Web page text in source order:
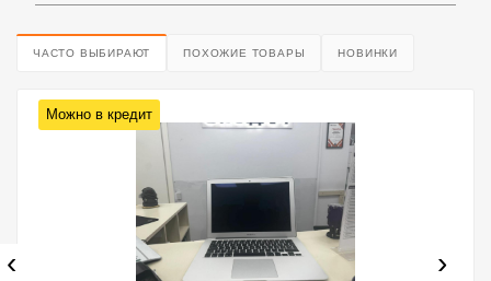
ЧАСТО ВЫБИРАЮТ ПОХОЖИЕ ТОВАРЫ НОВИНКИ
Можно в кредит
‹ ›